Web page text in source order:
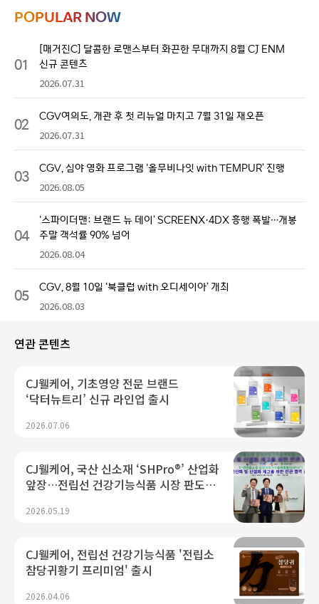
POPULAR NOW
01
[매거진C] 달콤한 로맨스부터 화끈한 무대까지 8월 CJ ENM
신규 콘텐츠
2026.07.31
02 CGV여의도, 개관 후 첫 리뉴얼 마치고 7월 31일 재오픈
2026.07.31
03 CGV, 심야 영화 프로그램 ‘올무비나잇 with TEMPUR’ 진행
2026.08.05
04
‘스파이더맨: 브랜드 뉴 데이’ SCREENX·4DX 흥행 폭발…개봉
주말 객석률 90% 넘어
2026.08.04
05 CGV, 8월 10일 ‘북클럽 with 오디세이아’ 개최
2026.08.03
연관 콘텐츠
CJ웰케어, 기초영양 전문 브랜드
‘닥터뉴트리’ 신규 라인업 출시
2026.07.06
CJ웰케어, 국산 신소재 ‘SHPro®’ 산업화
앞장…전립선 건강기능식품 시장 판도
2026.05.19
CJ웰케어, 전립선 건강기능식품 '전립소
참당귀황기 프리미엄' 출시
2026.04.06